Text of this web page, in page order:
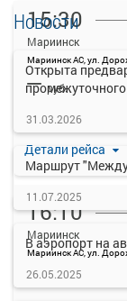
15:30
Мариинск
Мариинск АС, ул.
Детали рейса
— руб.
16:10
Мариинск
Мариинск АС, ул.
— руб.
Новости
Открыта
31.03.2026
Маршрут
11.07.2025
В аэропорт на
26.05.2025